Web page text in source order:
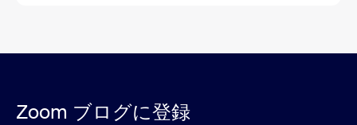
Zoom ブログに登録